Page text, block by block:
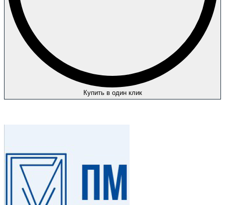
Купить в один клик